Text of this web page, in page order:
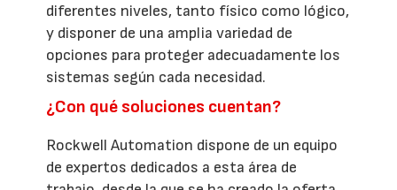
diferentes niveles, tanto físico como lógico,
y disponer de una amplia variedad de
opciones para proteger adecuadamente los
sistemas según cada necesidad.
¿Con qué soluciones cuentan?
Rockwell Automation dispone de un equipo
de expertos dedicados a esta área de